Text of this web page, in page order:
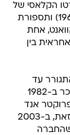
הקלאסי של
רומן פולנסקי "תינוקה של רוזמרי" (1968) ותספורת
אחת
בין
התגורר עד
מותו. את קו מוצרי הטיפוח על שמו מכר ב-1982
אנד
גמבל, אך המשיך לקבל תמלוגים. עם זאת, ב-2003